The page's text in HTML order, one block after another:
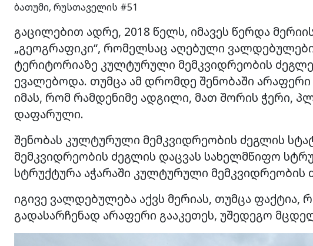
ბათუმი, რუსთაველის #51
გაცილებით ადრე, 2018 წელს, იმავეს წერდა
„გეოგრაფიკი“, რომელსაც აღებული
ტერიტორიაზე კულტურული მემკვიდრეობის
ევალებოდა. თუმცა ამ დრომდე შენობაში
იმას, რომ რამდენიმე ადგილი, მათ შორის ჭერი,
დაფარული.
შენობას კულტურული მემკვიდრეობის ძეგლის
მემკვიდრეობის ძეგლის დაცვას სახელმწიფო
სტრუქტურა აჭარაში კულტურული მემკვიდრეობის
იგივე ვალდებულება აქვს მერიას, თუმცა ფაქტია,
გადასარჩენად არაფერი გააკეთეს, უშედეგო